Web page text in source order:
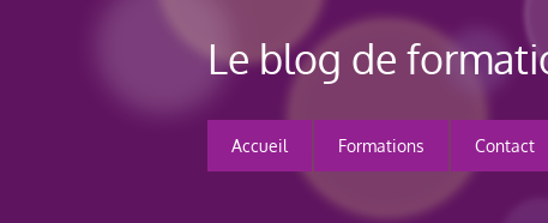
Le blog de
Accueil Formations Contact